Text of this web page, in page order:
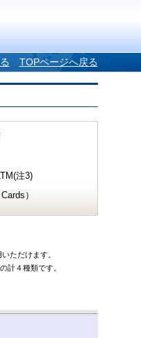
TOPページへ戻る
注3)
）
ただけます。
計４種類です。